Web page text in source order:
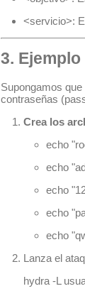
<servicio>:
3.
Supongamos
contraseñas (
Crea los
echo
echo
echo
echo
echo
Lanza el
hydra -L